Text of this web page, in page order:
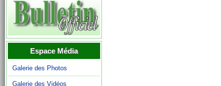
Espace Média
Galerie des Photos
Galerie des Vidéos